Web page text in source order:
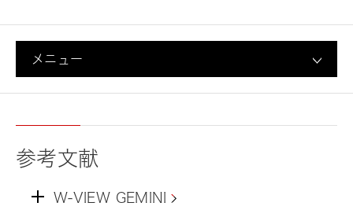
メニュー
参考文献
W-VIEW GEMINI